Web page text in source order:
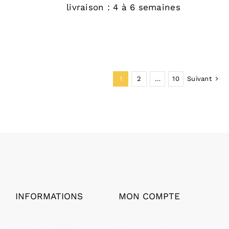
livraison : 4 à 6 semaines
1 2 … 10 Suivant
INFORMATIONS MON COMPTE